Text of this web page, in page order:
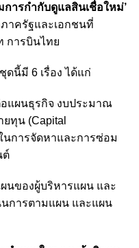
การกำกับดูแลสินเชื่อใหม่’
าครัฐและเอกชนที่
การบินไทย
นี้มี 6 เรื่อง ได้แก่
แผนธุรกิจ งบประมาณ
ทุน (Capital
นการจัดหาและการซ่อม
ต์
นของผู้บริหารแผน และ
การตามแผน และแผน